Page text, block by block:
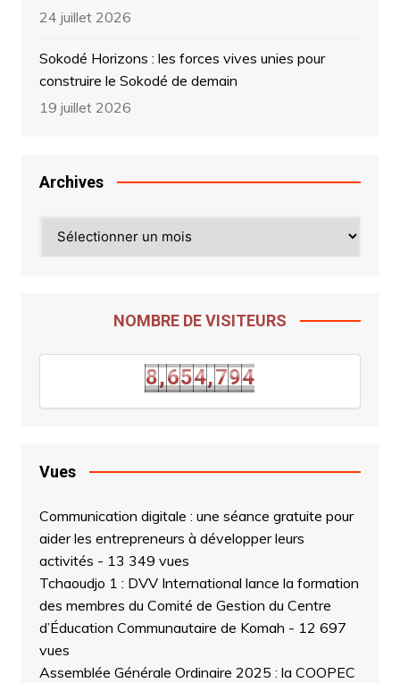
24 juillet 2026
Sokodé Horizons : les forces vives unies pour
construire le Sokodé de demain
19 juillet 2026
Archives
NOMBRE DE VISITEURS
8
8
,
,
6
6
5
5
4
4
,
,
7
7
9
94
3
Vues
Communication digitale : une séance gratuite pour
aider les entrepreneurs à développer leurs
activités - 13 349 vues
Tchaoudjo 1 : DVV International lance la formation
des membres du Comité de Gestion du Centre
d’Éducation Communautaire de Komah - 12 697
vues
Assemblée Générale Ordinaire 2025 : la COOPEC